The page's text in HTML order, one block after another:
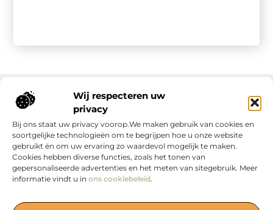
Wij respecteren uw
privacy
Bij ons staat uw privacy voorop.We maken gebruik van cookies en
soortgelijke technologieën om te begrijpen hoe u onze website
gebruikt én om uw ervaring zo waardevol mogelijk te maken.
Cookies hebben diverse functies, zoals het tonen van
gepersonaliseerde advertenties en het meten van sitegebruik. Meer
informatie vindt u in ons cookiebeleid.
Onze informatie